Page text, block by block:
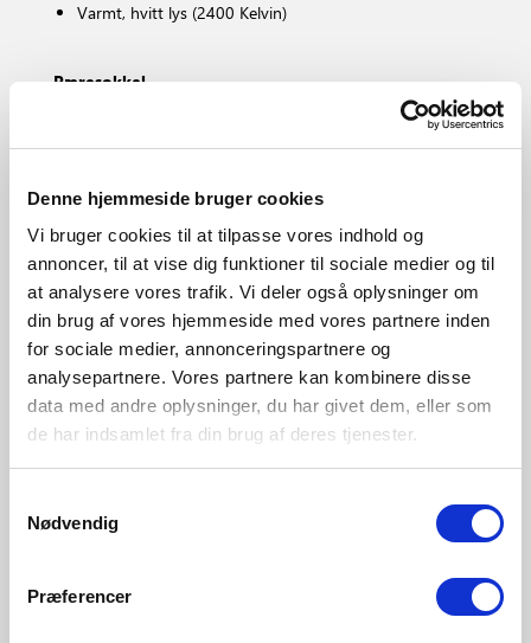
Denne hjemmeside bruger cookies
Vi bruger cookies til at tilpasse vores indhold og
annoncer, til at vise dig funktioner til sociale medier og til
at analysere vores trafik. Vi deler også oplysninger om
din brug af vores hjemmeside med vores partnere inden
for sociale medier, annonceringspartnere og
analysepartnere. Vores partnere kan kombinere disse
data med andre oplysninger, du har givet dem, eller som
de har indsamlet fra din brug af deres tjenester.
Nødvendig
Præferencer
Varmt, hvitt lys (2400 Kelvin)
Pæresokkel
Fargetemperatur (K)
Lysstyrke (Lumen)
215.0
Område
Forskjellig (avhenger av plassering)
Primært materiale
Plast
5182000121
5182014521